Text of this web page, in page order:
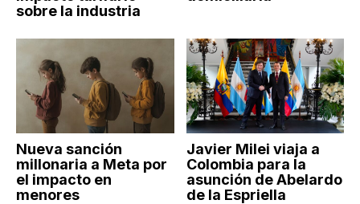
sobre la industria
Nueva sanción
millonaria a Meta por
el impacto en
menores
Javier Milei viaja a
Colombia para la
asunción de Abelardo
de la Espriella